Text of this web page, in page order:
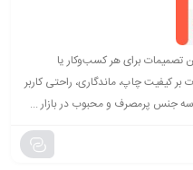
تصمیمات برای هر کسب‌وکار یا
کیفیت چاپ، ماندگاری، راحتی کاربر
سه جنس پرمصرف و محبوب در بازار ...